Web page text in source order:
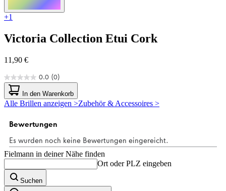
+1
Victoria Collection Etui Cork
11,90 €
0.0 (0)
0.0
von
5
Sternen.
In den Warenkorb
Alle Brillen anzeigen >Zubehör & Accessoires >
Fielmann in deiner Nähe finden
Ort oder PLZ eingeben
Suchen